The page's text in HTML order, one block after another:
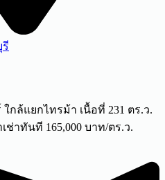
กล้แยกไทรม้า เนื้อที่ 231 ตร.ว.
ช่าทันที 165,000 บาท/ตร.ว.